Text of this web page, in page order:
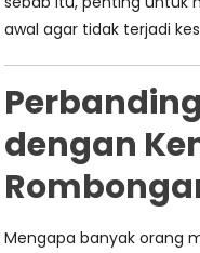
awal agar tidak terjadi
dengan
Mengapa banyak orang